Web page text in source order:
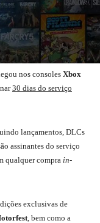
nos consoles Xbox
30 dias do serviço
lançamentos, DLCs
assinantes do serviço
qualquer compra in-
exclusivas de
, bem como a